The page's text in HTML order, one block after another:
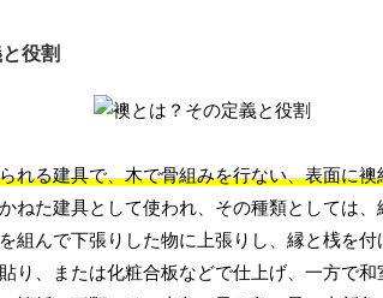
役割
れる建具で、木で骨組みを行ない、表面に
ねた建具として使われ、その種類としては
組んで下張りした物に上張りし、縁と桟を
り、または化粧合板などで仕上げ、一方で